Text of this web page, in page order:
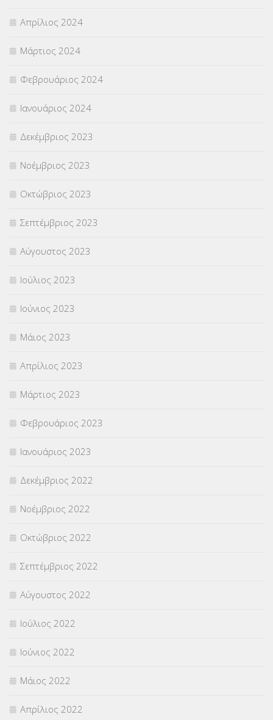
Απρίλιος 2024
Μάρτιος 2024
Φεβρουάριος 2024
Ιανουάριος 2024
Δεκέμβριος 2023
Νοέμβριος 2023
Οκτώβριος 2023
Σεπτέμβριος 2023
Αύγουστος 2023
Ιούλιος 2023
Ιούνιος 2023
Μάιος 2023
Απρίλιος 2023
Μάρτιος 2023
Φεβρουάριος 2023
Ιανουάριος 2023
Δεκέμβριος 2022
Νοέμβριος 2022
Οκτώβριος 2022
Σεπτέμβριος 2022
Αύγουστος 2022
Ιούλιος 2022
Ιούνιος 2022
Μάιος 2022
Απρίλιος 2022